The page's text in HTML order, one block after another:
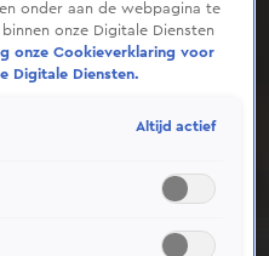
op je huidige locatie
onder aan de webpagina te
onze Digitale Diensten
onze Cookieverklaring voor
Digitale Diensten.
Altijd actief